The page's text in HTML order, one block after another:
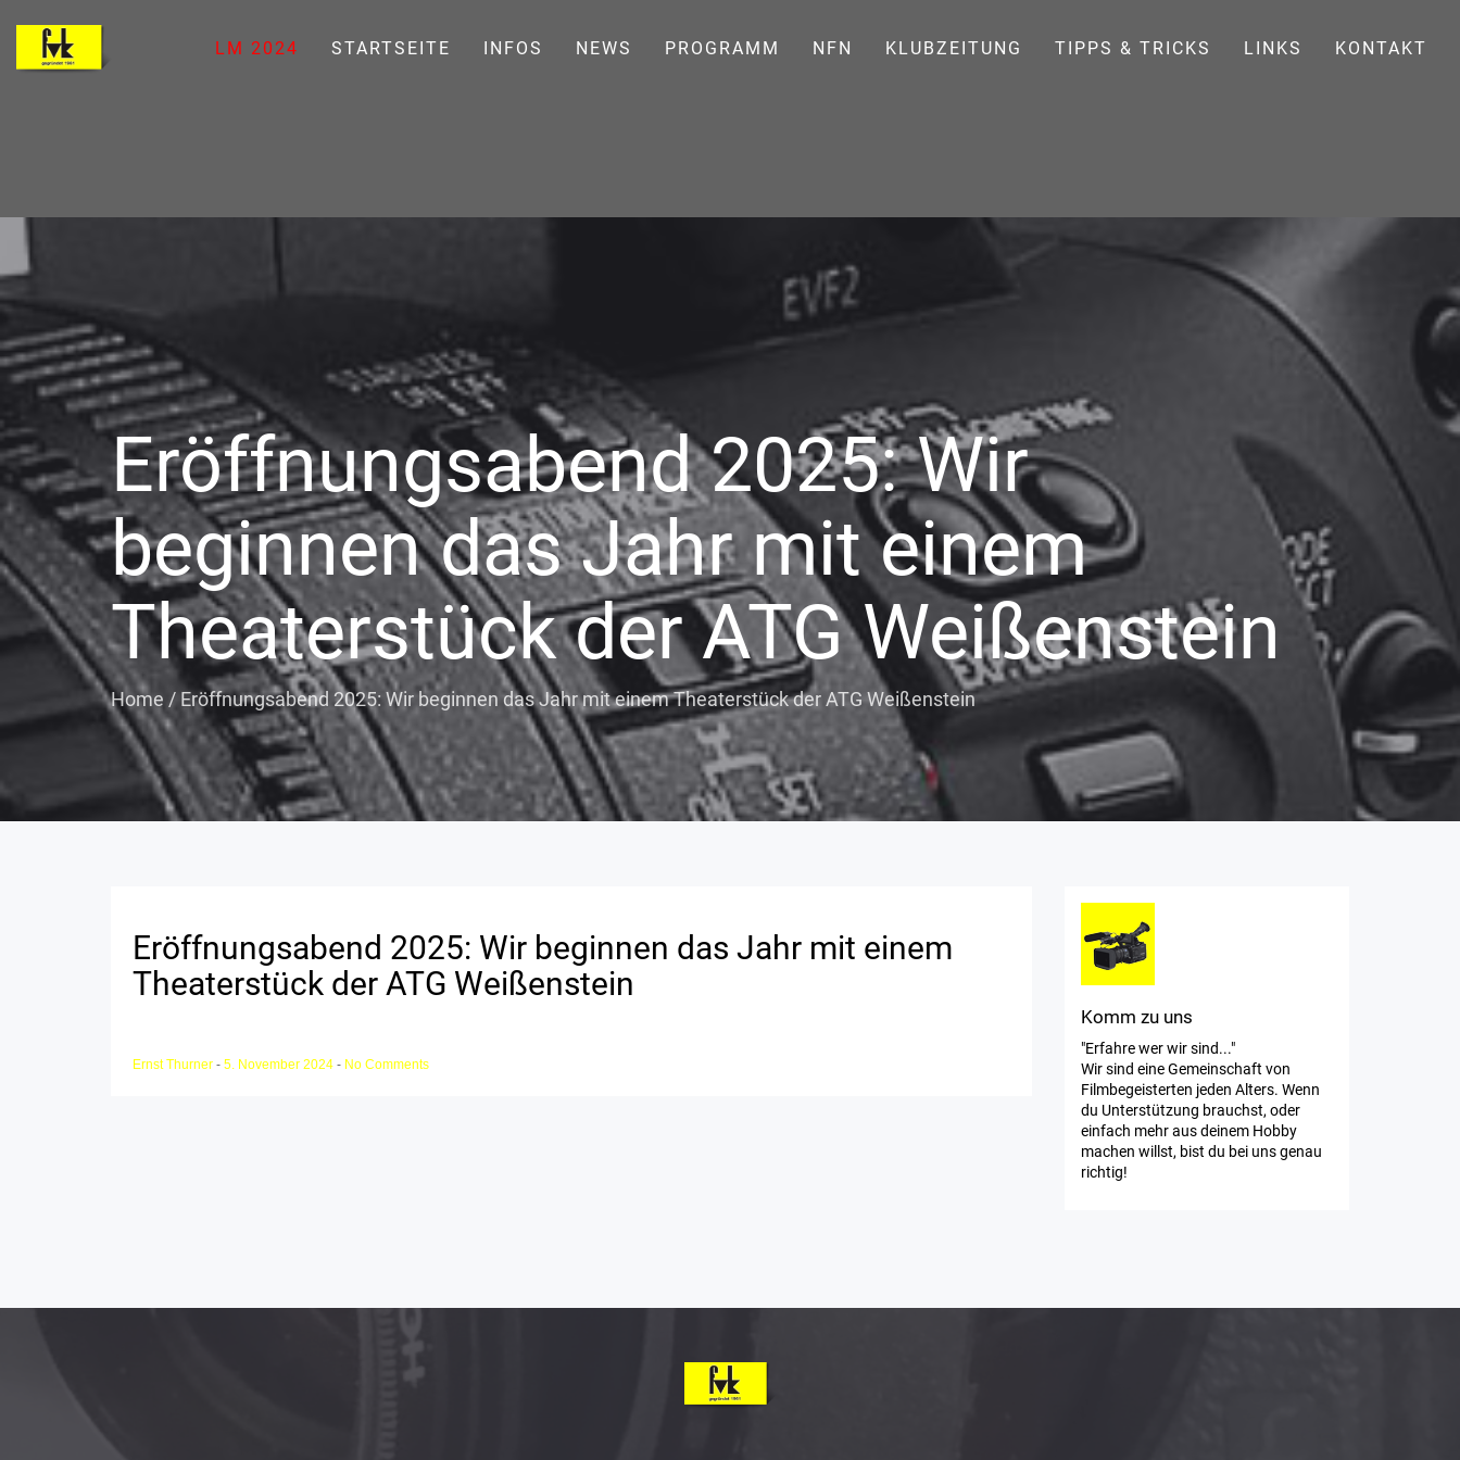
LM 2024 STARTSEITE INFOS NEWS PROGRAMM NFN KLUBZEITUNG TIPPS & TRICKS LINKS KONTAKT
Eröffnungsabend 2025: Wir
beginnen das Jahr mit einem
Theaterstück der ATG Weißenstein
Home / Eröffnungsabend 2025: Wir beginnen das Jahr mit einem Theaterstück der ATG Weißenstein
Eröffnungsabend 2025: Wir beginnen das Jahr mit einem
Theaterstück der ATG Weißenstein
Ernst Thurner - 5. November 2024 - No Comments
Komm zu uns
"Erfahre wer wir sind..."
Wir sind eine Gemeinschaft von
Filmbegeisterten jeden Alters. Wenn
du Unterstützung brauchst, oder
einfach mehr aus deinem Hobby
machen willst, bist du bei uns genau
richtig!